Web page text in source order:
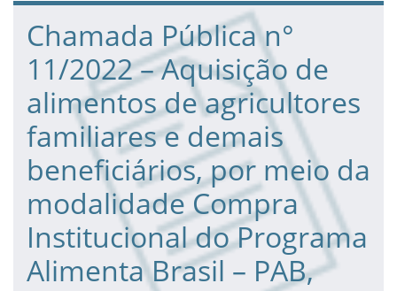
Fim da navegação
Início do conteúdo
Chamada Pública n°
11/2022 – Aquisição de
alimentos de agricultores
familiares e demais
beneficiários, por meio da
modalidade Compra
Institucional do Programa
Alimenta Brasil – PAB,